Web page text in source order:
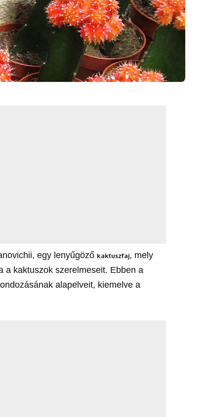
egy lenyűgöző kaktuszfaj, mely
a kaktuszok szerelmeseit. Ebben a
alapelveit, kiemelve a